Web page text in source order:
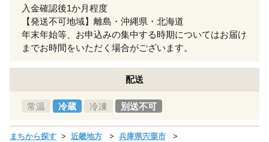
入金確認後1か月程度
【発送不可地域】離島・沖縄県・北海道
年末年始等、お申込みの集中する時期についてはお届け
までお時間をいただく場合がございます。
配送
常温 冷蔵 冷凍 別送不可
まちから探す 近畿地方
兵庫県宍粟市